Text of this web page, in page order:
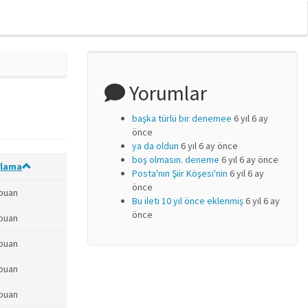
Yorumlar
başka türlü bir denemee 6 yıl 6 ay
önce
ya da oldun 6 yıl 6 ay önce
boş olmasın. deneme 6 yıl 6 ay önce
Posta'nın Şiir Köşesi'nin 6 yıl 6 ay
önce
Bu ileti 10 yıl önce eklenmiş6 yıl 6 ay
önce